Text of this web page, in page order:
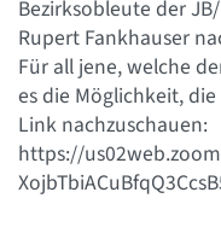
Bezirksobleute der
Rupert Fankhauser
Für all jene, welche
es die Möglichkeit,
Link nachzuschauen:
https://